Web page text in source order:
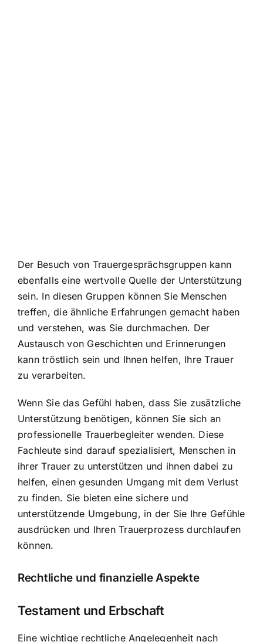
Der Besuch von Trauergesprächsgruppen kann
ebenfalls eine wertvolle Quelle der Unterstützung
sein. In diesen Gruppen können Sie Menschen
treffen, die ähnliche Erfahrungen gemacht haben
und verstehen, was Sie durchmachen. Der
Austausch von Geschichten und Erinnerungen
kann tröstlich sein und Ihnen helfen, Ihre Trauer
zu verarbeiten.
Wenn Sie das Gefühl haben, dass Sie zusätzliche
Unterstützung benötigen, können Sie sich an
professionelle Trauerbegleiter wenden. Diese
Fachleute sind darauf spezialisiert, Menschen in
ihrer Trauer zu unterstützen und ihnen dabei zu
helfen, einen gesunden Umgang mit dem Verlust
zu finden. Sie bieten eine sichere und
unterstützende Umgebung, in der Sie Ihre Gefühle
ausdrücken und Ihren Trauerprozess durchlaufen
können.
Rechtliche und finanzielle Aspekte
Testament und Erbschaft
Eine wichtige rechtliche Angelegenheit nach